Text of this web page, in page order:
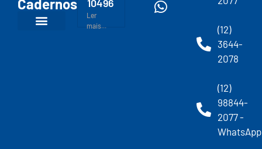
Cadernos
10496
Ler
mais...
(12)
3644-
2078
(12)
98844-
2077 -
WhatsApp